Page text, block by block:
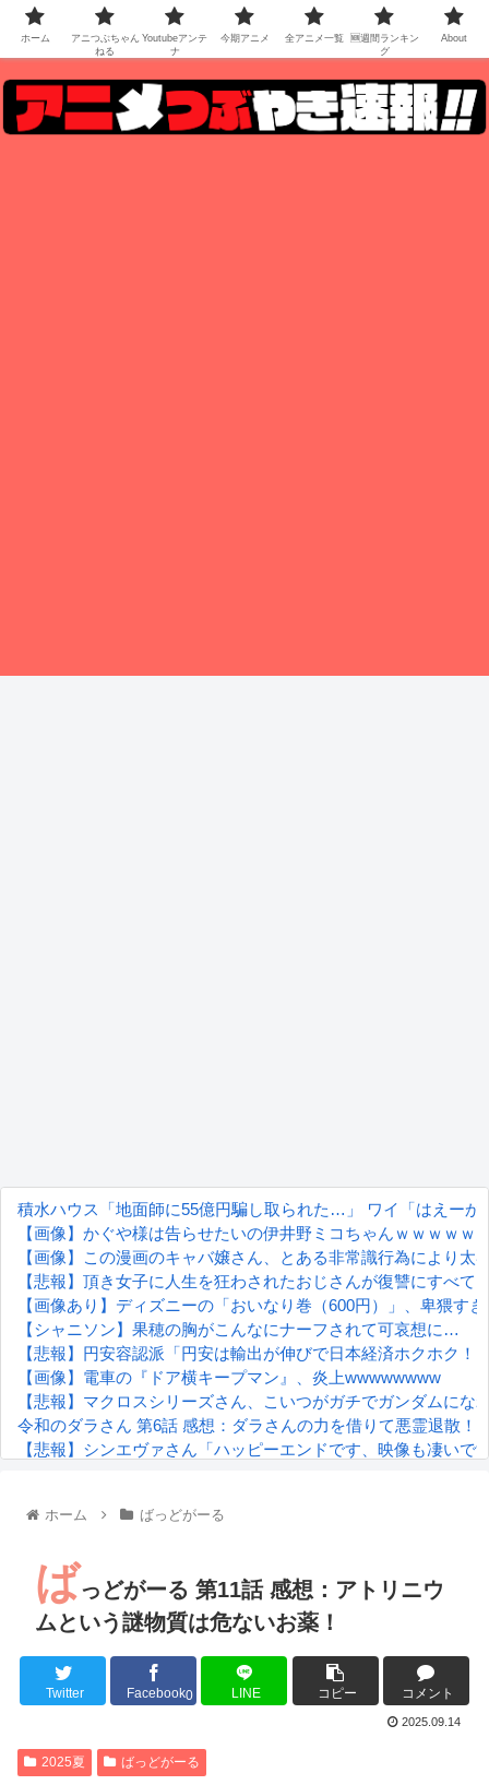
積水ハウス「地面師に55億円騙し取られた…」 ワイ「はえー
【画像】かぐや様は告らせたいの伊井野ミコちゃんｗｗｗｗｗ
【画像】この漫画のキャバ嬢さん、とある非常識行為により太
【悲報】頂き女子に人生を狂わされたおじさんが復讐にすべて
【画像あり】ディズニーの「おいなり巻（600円）」、卑猥す
【シャニソン】果穂の胸がこんなにナーフされて可哀想に…
【悲報】円安容認派「円安は輸出が伸びで日本経済ホクホク
【画像】電車の『ドア横キープマン』、炎上wwwwwwww
【悲報】マクロスシリーズさん、こいつがガチでガンダムにな
令和のダラさん 第6話 感想：ダラさんの力を借りて悪霊退散！
【悲報】シンエヴァさん「ハッピーエンドです、映像も凄い
『進撃の巨人』で一番面白いところってｗｗｗｗｗ
るろうに剣心 -明治剣客浪漫譚- 京都動乱 第33話の感想
同盟、帝国、フェザーン。生まれるなら何処がいいか問題！
ホーム ばっどがーる
ばっどがーる 第11話 感想：アトリニウ
ムという謎物質は危ないお薬！
Twitter Facebook0 LINE コピー コメント
2025.09.14
2025夏 ばっどがーる
ホーム
アニつぶちゃん
ねる
Youtubeアンテ
ナ
今期アニメ 全アニメ一覧
🆕週間ランキン
グ
About